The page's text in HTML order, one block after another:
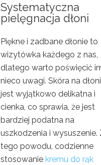
Systematyczna
pielęgnacja dłoni
Piękne i zadbane dłonie to
wizytówka każdego z nas,
dlatego warto poświęcić
nieco uwagi. Skóra na
jest wyjątkowo delikatna i
cienka, co sprawia, że jest
bardziej podatna na
uszkodzenia i wysuszenie.
tego powodu, codzienne
stosowanie kremu do rąk